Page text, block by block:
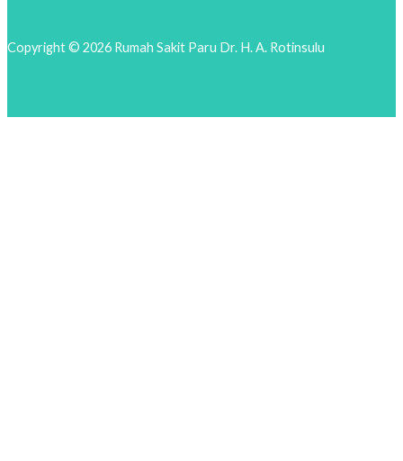
Copyright © 2026 Rumah Sakit Paru Dr. H. A. Rotinsulu